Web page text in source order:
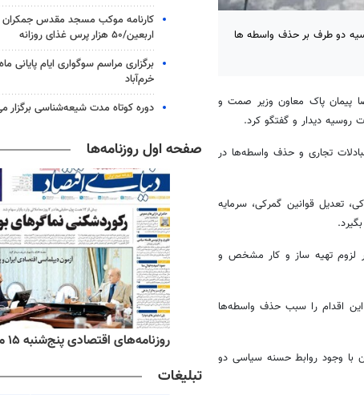
دو طرف بر حذف واسطه ها
پیمان پاک معاون وزیر صمتو
روسیه دیدار و گفتگو کرد.
تجاری و حذف واسطه‌ها در
تعدیل قوانین گمرکی، سرمایه
لزوم تهیه ساز و کار مشخص و
اقدام را سبب حذف واسطه‌ها
با وجود روابط حسنه سیاسی دو
کارنامه موکب مسجد مقدس جمکران
اربعین/۵۰ هزار پرس غذای روزانه
برگزاری مراسم سوگواری ایام پایانی
خرم‌آباد
دوره کوتاه مدت شیعه‌شناسی برگزار
صفحه اول روزنامه‌ها
روزنامه‌های اقتصادی پنج‌شنبه ۱۵ مرداد ۱۴۰۵
تبلیغات